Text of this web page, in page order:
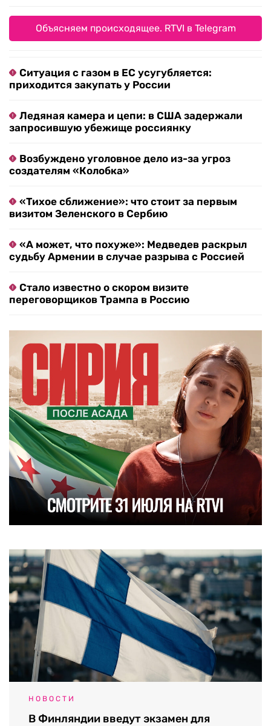
Объясняем происходящее. RTVI в Telegram
Ситуация с газом в ЕС усугубляется:
приходится закупать у России
Ледяная камера и цепи: в США задержали
запросившую убежище россиянку
Возбуждено уголовное дело из-за угроз
создателям «Колобка»
«Тихое сближение»: что стоит за первым
визитом Зеленского в Сербию
«А может, что похуже»: Медведев раскрыл
судьбу Армении в случае разрыва с Россией
Стало известно о скором визите
переговорщиков Трампа в Россию
НОВОСТИ
В Финляндии введут экзамен для